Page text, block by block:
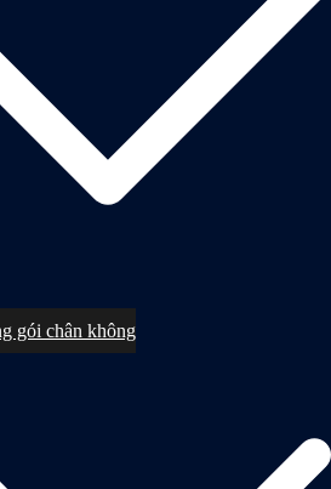
gói chân không